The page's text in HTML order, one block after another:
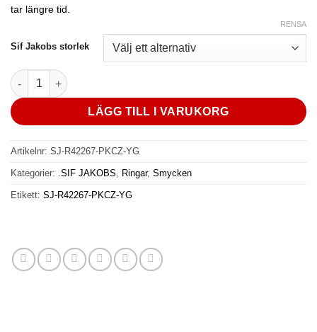
tar längre tid.
Sif Jakobs storlek
RENSA
RING ROCCANOVA X-GRANDE - 18K GULDPLÄTERING MED
LÄGG TILL I VARUKORG
Artikelnr: SJ-R42267-PKCZ-YG
Kategorier: .SIF JAKOBS, Ringar, Smycken
Etikett: SJ-R42267-PKCZ-YG